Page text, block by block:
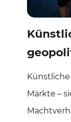
Märkte –